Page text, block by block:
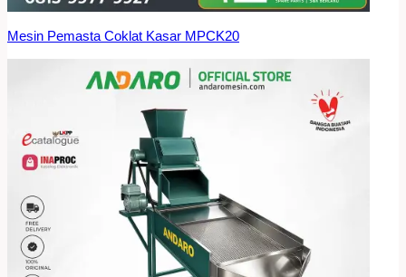
Mesin Pemasta Coklat Kasar MPCK20